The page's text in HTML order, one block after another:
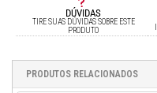
DÚVIDAS
TIRE SUAS DÚVIDAS SOBRE ESTE
PRODUTO
PRODUTOS RELACIONADOS